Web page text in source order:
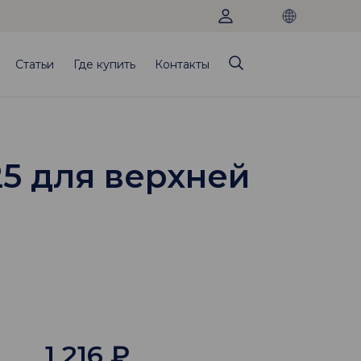
Статьи Где купить Контакты
для верхней